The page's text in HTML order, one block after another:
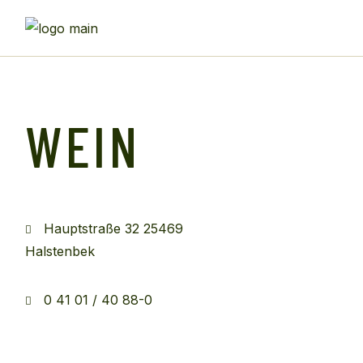
WEIN
Hauptstraße 32 25469
Halstenbek
0 41 01 / 40 88-0